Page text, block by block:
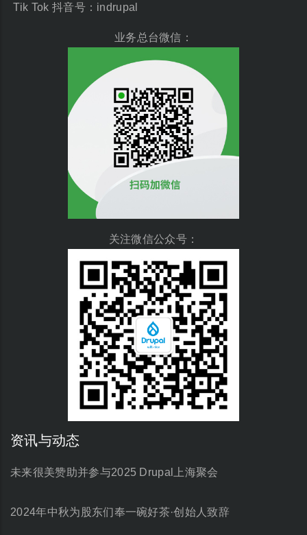
Tik Tok 抖音号：indrupal
业务总台微信：
关注微信公众号：
资讯与动态
未来很美赞助并参与2025 Drupal上海聚会
2024年中秋为股东们奉一碗好茶·创始人致辞